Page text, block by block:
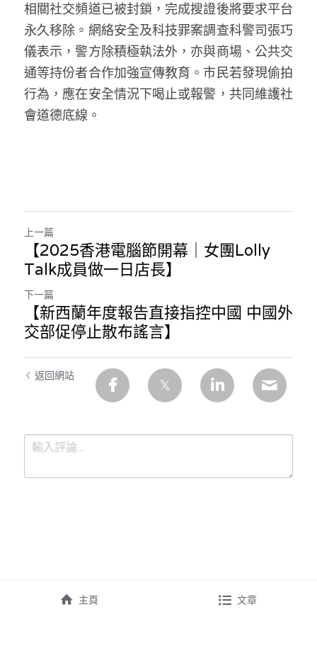
相關社交頻道已被封鎖，完成搜證後將要求平台
永久移除。網絡安全及科技罪案調查科警司張巧
儀表示，警方除積極執法外，亦與商場、公共交
通等持份者合作加強宣傳教育。市民若發現偷拍
行為，應在安全情況下喝止或報警，共同維護社
會道德底線。
上一篇
【2025香港電腦節開幕｜女團Lolly
Talk成員做一日店長】
下一篇
【新西蘭年度報告直接指控中國 中國外
交部促停止散布謠言】
返回網站
主頁 文章